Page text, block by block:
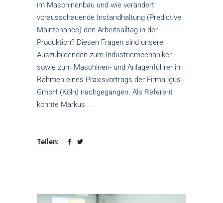
im Maschinenbau und wie verändert
vorausschauende Instandhaltung (Predictive
Maintenance) den Arbeitsalltag in der
Produktion? Diesen Fragen sind unsere
Auszubildenden zum Industriemechaniker
sowie zum Maschinen- und Anlagenführer im
Rahmen eines Praxisvortrags der Firma igus
GmbH (Köln) nachgegangen. Als Referent
konnte Markus
Teilen: